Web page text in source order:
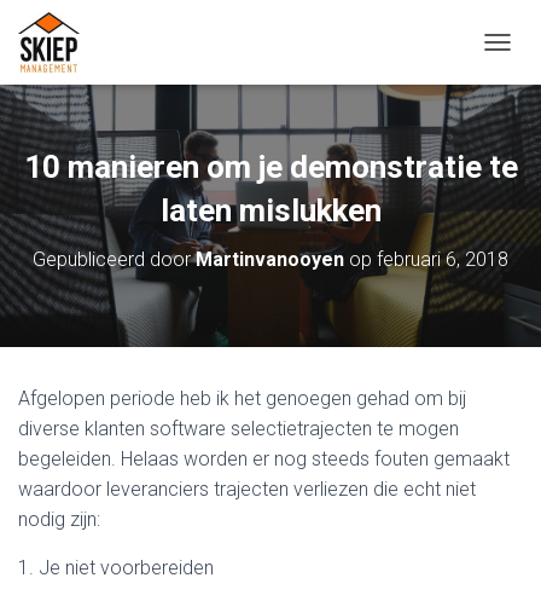
O
G
G
L
E
A
V
I
10 manieren om je demonstratie te
laten mislukken
Gepubliceerd doorMartinvanooyen op februari 6, 2018
Afgelopen periode heb ik het genoegen gehad om bij
diverse klanten software selectietrajecten te mogen
begeleiden. Helaas worden er nog steeds fouten gemaakt
waardoor leveranciers trajecten verliezen die echt niet
nodig zijn:
1. Je niet voorbereiden